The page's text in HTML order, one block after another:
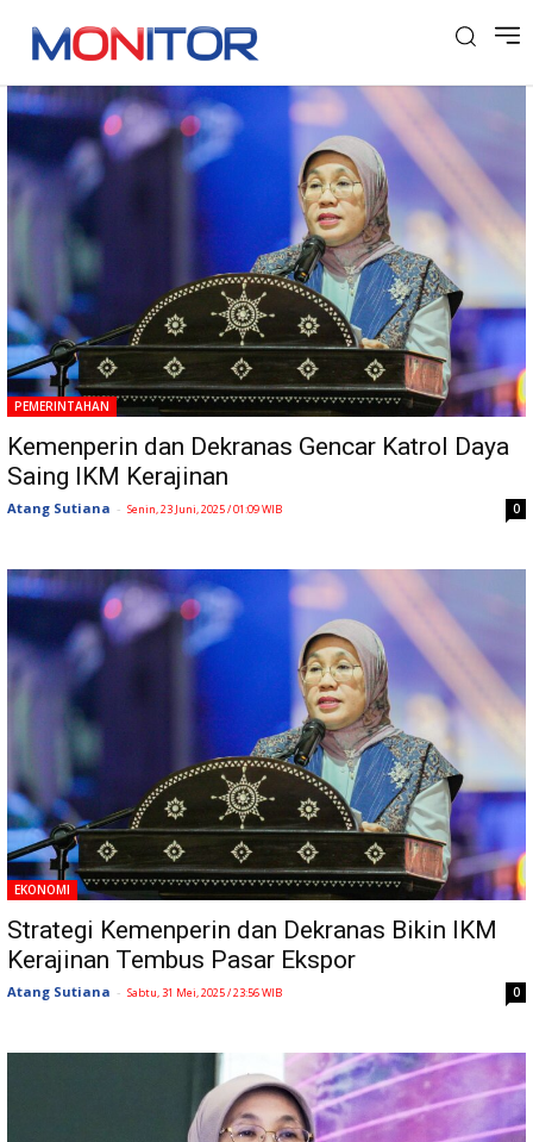
Tag: Dekranas
PEMERINTAHAN
Kemenperin dan Dekranas Gencar Katrol Daya
Saing IKM Kerajinan
Atang Sutiana - Senin, 23 Juni, 2025 / 01:09 WIB 0
EKONOMI
Strategi Kemenperin dan Dekranas Bikin IKM
Kerajinan Tembus Pasar Ekspor
Atang Sutiana - Sabtu, 31 Mei, 2025 / 23:56 WIB 0